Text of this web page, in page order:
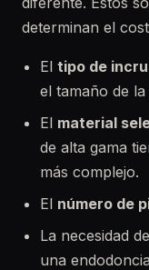
determinan el
El tipo de
el tamaño de
El material
de alta gama
más complejo.
El número de
La necesidad de
una